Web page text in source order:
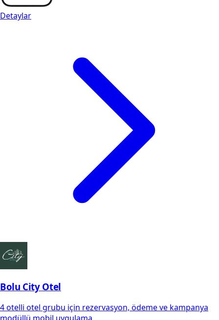
Detaylar
Bolu City Otel
4 otelli otel grubu için rezervasyon, ödeme ve kampanya